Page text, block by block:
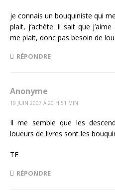
je connais un bouquiniste qui
plait, j’achète. Il sait que
me plait, donc pas besoin de
RÉPONDRE
Anonyme
19 JUIN 2007 Á 20 H 51 MIN
Il me semble que les
loueurs de livres sont les
TE
RÉPONDRE